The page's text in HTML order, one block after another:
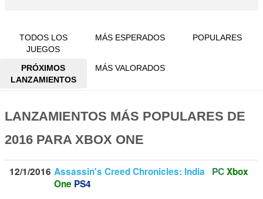
TODOS LOS
JUEGOS
MÁS ESPERADOS POPULARES
PRÓXIMOS
LANZAMIENTOS
MÁS VALORADOS
LANZAMIENTOS MÁS POPULARES DE
2016 PARA XBOX ONE
12/1/2016 Assassin's Creed Chronicles: India PCXbox
One PS4